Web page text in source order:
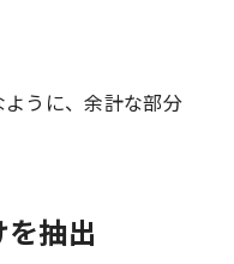
うに、余計な部分
抽出